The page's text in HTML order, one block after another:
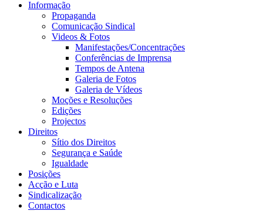
Informação
Propaganda
Comunicação Sindical
Videos & Fotos
Manifestações/Concentrações
Conferências de Imprensa
Tempos de Antena
Galeria de Fotos
Galeria de Vídeos
Moções e Resoluções
Edições
Projectos
Direitos
Sítio dos Direitos
Segurança e Saúde
Igualdade
Posições
Acção e Luta
Sindicalização
Contactos